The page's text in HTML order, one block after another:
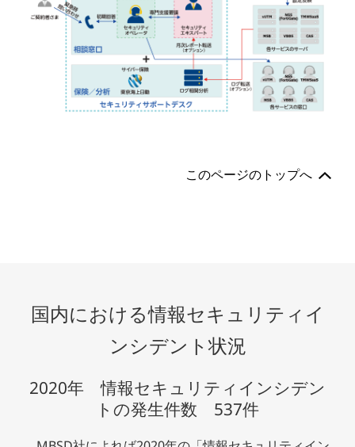
このページのトップへ
国内における情報セキュリティイ
ンシデント状況
2020年 情報セキュリティインシデン
トの発生件数 537件